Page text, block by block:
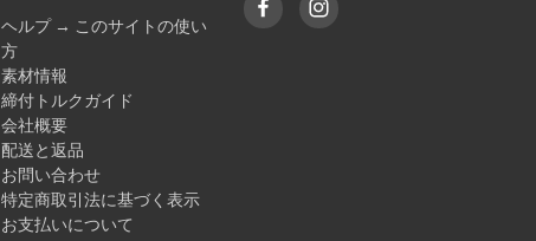
ヘルプ → このサイトの使い
方
素材情報
締付トルクガイド
会社概要
配送と返品
お問い合わせ
特定商取引法に基づく表示
お支払いについて